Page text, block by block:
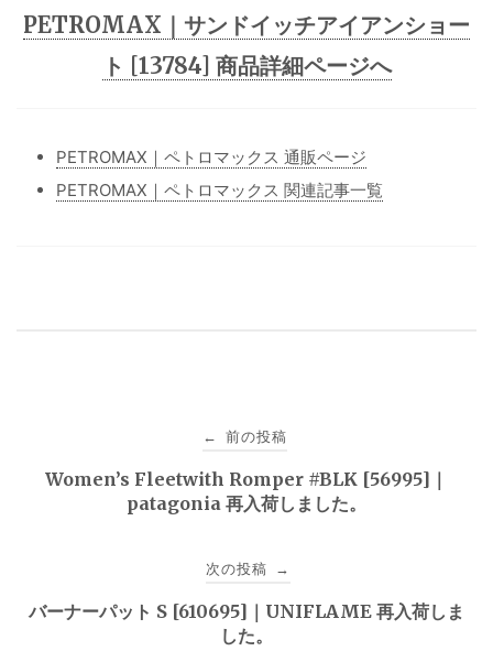
PETROMAX｜サンドイッチアイアンショー
ト [13784] 商品詳細ページへ
PETROMAX｜ペトロマックス 通販ページ
PETROMAX｜ペトロマックス 関連記事一覧
ゲ
← 前の投稿
Women’s Fleetwith Romper #BLK [56995]｜
patagonia 再入荷しました。
次の投稿 →
バーナーパット S [610695]｜UNIFLAME 再入荷しま
した。